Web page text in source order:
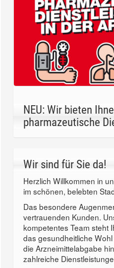
NEU: Wir bieten
pharmazeutische
Wir sind für Sie da!
Herzlich Willkommen in
im schönen, belebten
Das besondere
vertrauenden Kunden.
kompetentes Team steht
das gesundheitliche
die Arzneimittelabgabe
zahlreiche